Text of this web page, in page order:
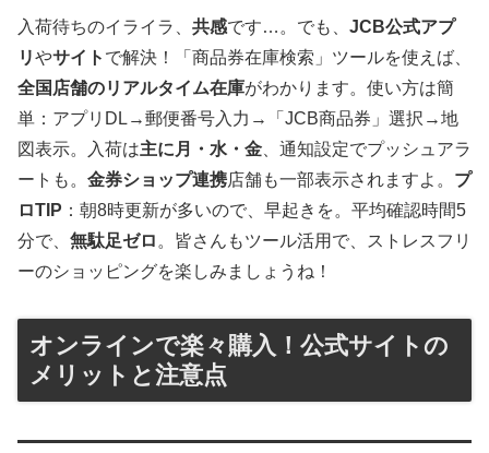
入荷待ちのイライラ、 共感です…。でも、 JCB公式アプ
リやサイト で解決！「商品券在庫検索」ツールを使えば、
全国店舗のリアルタイム在庫がわかります。使い方は簡
単：アプリDL→郵便番号入力→「JCB商品券」選択→地
図表示。入荷は主に月・水・金 、通知設定でプッシュアラ
ートも。 金券ショップ連携店舗も一部表示されますよ。 プ
ロTIP ：朝8時更新が多いので、早起きを。平均確認時間5
分で、 無駄足ゼロ 。皆さんもツール活用で、ストレスフリ
ーのショッピングを楽しみましょうね！
オンラインで楽々購入！公式サイトの
メリットと注意点